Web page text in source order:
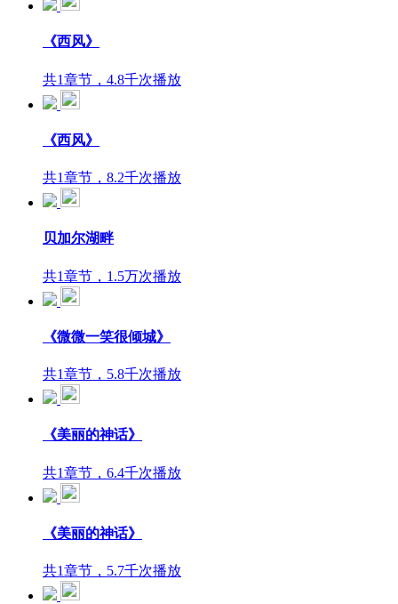
《西风》
共1章节，4.8千次播放
《西风》
共1章节，8.2千次播放
贝加尔湖畔
共1章节，1.5万次播放
《微微一笑很倾城》
共1章节，5.8千次播放
《美丽的神话》
共1章节，6.4千次播放
《美丽的神话》
共1章节，5.7千次播放